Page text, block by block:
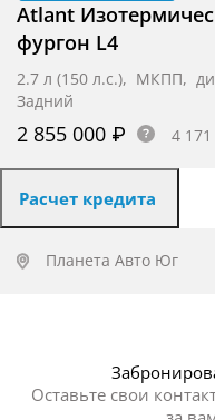
Atlant
фургон L4
2.7 л (150 л.с.), МКПП,
Задний
2 855 000 ₽ 4
Расчет кредита
Планета Авто Юг
Оставьте свои